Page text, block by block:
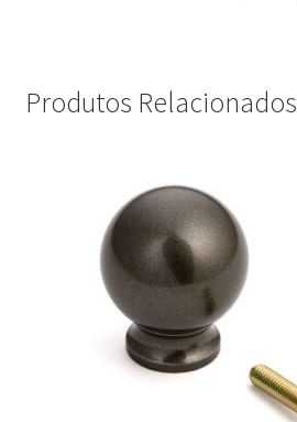
Produtos Relacionados